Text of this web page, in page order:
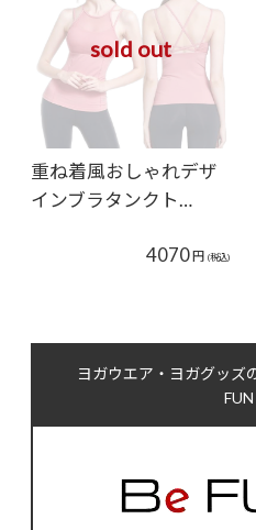
sold out
重ね着風おしゃれデザ
インブラタンクト…
4070 円 (税込)
ヨガウエア・ヨガグッズ
FUN